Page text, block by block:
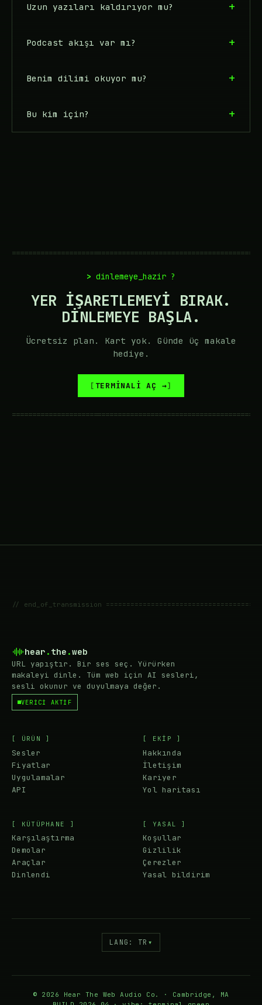
Uzun yazıları kaldırıyor mu?
Podcast akışı var mı?
Benim dilimi okuyor mu?
Bu kim için?
dinlemeye_hazir ?
YER IŞARETLEMEYI BIRAK.
DINLEMEYE BAŞLA.
Ücretsiz plan. Kart yok. Günde üç makale
hediye.
TERMINALI AÇ →
// end_of_transmission
hear . the .web
URL yapıştır. Bir ses seç. Yürürken
makaleyi dinle. Tüm web için AI sesleri,
sesli okunur ve duyulmaya değer.
VERİCİ AKTİF
[ ÜRÜN ]
Sesler
Fiyatlar
Uygulamalar
API
[ EKIP ]
Hakkında
İletişim
Kariyer
Yol haritası
[ KÜTÜPHANE ]
Karşılaştırma
Demolar
Araçlar
Dinlendi
[ YASAL ]
Koşullar
Gizlilik
Çerezler
Yasal bildirim
LANG: TR ▾
© 2026 Hear The Web Audio Co. · Cambridge, MA